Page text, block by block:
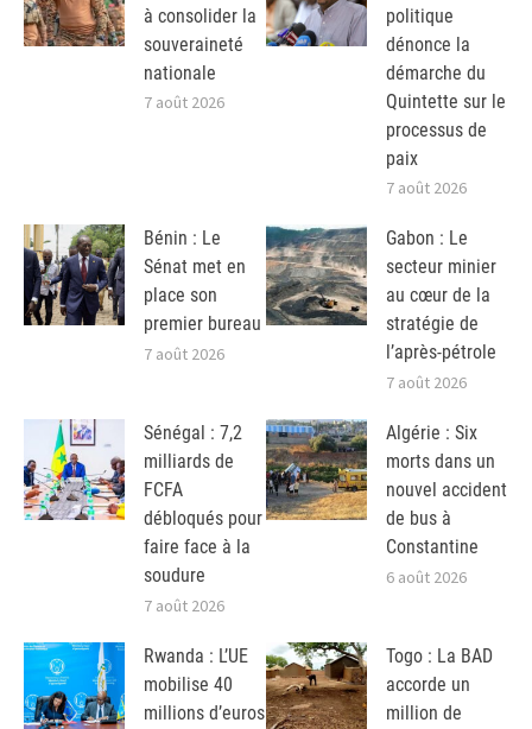
à consolider la
souveraineté
nationale
7 août 2026
politique
dénonce la
démarche du
Quintette sur le
processus de
paix
7 août 2026
Bénin : Le
Sénat met en
place son
premier bureau
7 août 2026
Gabon : Le
secteur minier
au cœur de la
stratégie de
l’après-pétrole
7 août 2026
Sénégal : 7,2
milliards de
FCFA
débloqués pour
faire face à la
soudure
7 août 2026
Algérie : Six
morts dans un
nouvel accident
de bus à
Constantine
6 août 2026
Rwanda : L’UE
mobilise 40
millions d’euros
Togo : La BAD
accorde un
million de